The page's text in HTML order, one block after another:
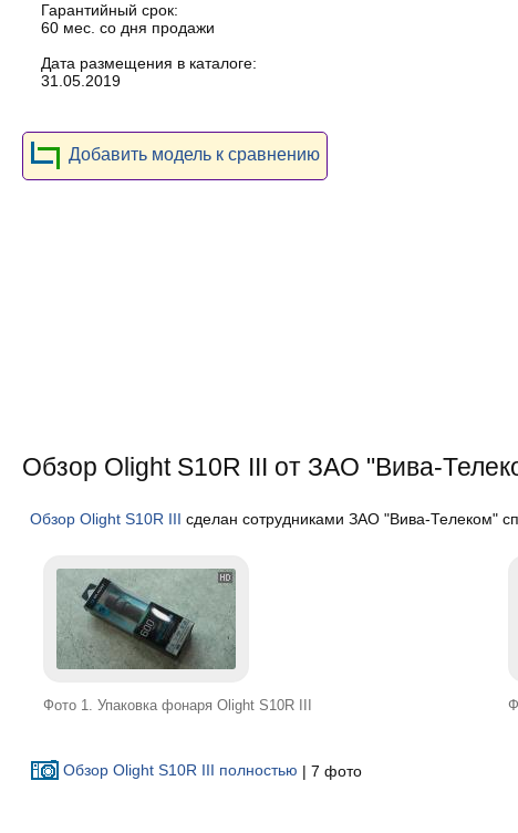
Гарантийный срок:
60 мес. со дня продажи
Дата размещения в каталоге:
31.05.2019
Добавить модель к сравнению
Обзор Olight S10R III от ЗАО "Вива-
Обзор Olight S10R III сделан сотрудниками ЗАО "Вива-Телеком"
Фото 1. Упаковка фонаря Olight S10R III
Обзор Olight S10R III полностью | 7 фото